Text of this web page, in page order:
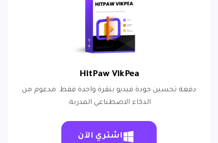
HitPaw VikPea
دفعة تحسين جودة فيديو بنقرة واحدة فقط. مدعوم من
الذكاء الاصطناعي المدربة.
اشتري الآن